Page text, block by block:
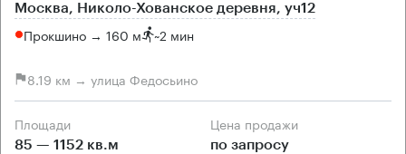
Москва, Николо-Хованское деревня, уч12
Прокшино → 160 м ~2 мин
8.19 км → улица Федосьино
Площади
85 — 1152 кв.м
Цена продажи
по запросу